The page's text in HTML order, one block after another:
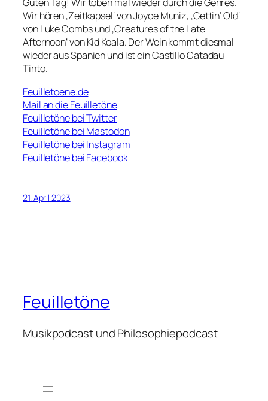
Guten Tag! Wir toben mal wieder durch die Genres.
Wir hören ‚Zeitkapsel‘ von Joyce Muniz, ‚Gettin‘ Old‘
von Luke Combs und ‚Creatures of the Late
Afternoon‘ von Kid Koala. Der Wein kommt diesmal
wieder aus Spanien und ist ein Castillo Catadau
Tinto.
Feuilletoene.de
Mail an die Feuilletöne
Feuilletöne bei Twitter
Feuilletöne bei Mastodon
Feuilletöne bei Instagram
Feuilletöne bei Facebook
21. April 2023
Feuilletöne
Musikpodcast und Philosophiepodcast